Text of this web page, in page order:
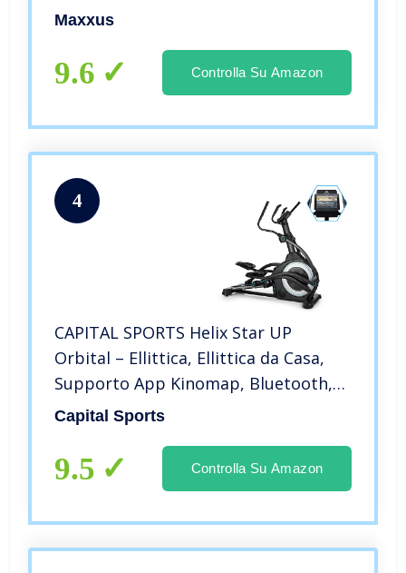
Maxxus
9.6 Controlla Su Amazon
4
CAPITAL SPORTS Helix Star UP
Orbital – Ellittica, Ellittica da Casa,
Supporto App Kinomap, Bluetooth,
Funzione Pendenza 3 Livelli, Massa
32 Livelli, Nero
Capital Sports
9.5 Controlla Su Amazon